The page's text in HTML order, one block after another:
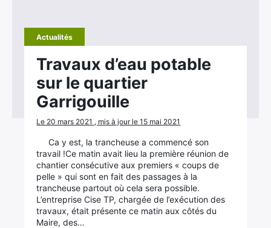
Actualités
Travaux d’eau potable
sur le quartier
Garrigouille
Le 20 mars 2021 , mis à jour le 15 mai 2021
Ca y est, la trancheuse a commencé son
travail !Ce matin avait lieu la première réunion de
chantier consécutive aux premiers « coups de
pelle » qui sont en fait des passages à la
trancheuse partout où cela sera possible.
L’entreprise Cise TP, chargée de l’exécution des
travaux, était présente ce matin aux côtés du
Maire, des…